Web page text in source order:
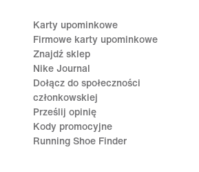
Karty upominkowe
Firmowe karty upominkowe
Znajdź sklep
Nike Journal
Dołącz do społeczności
członkowskiej
Prześlij opinię
Kody promocyjne
Running Shoe Finder